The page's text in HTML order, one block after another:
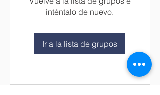
inténtalo de nuevo.
Ir a la lista de grupos